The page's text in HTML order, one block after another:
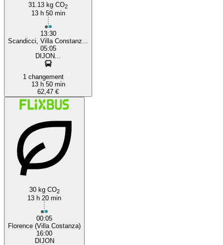
31.13 kg CO2
13 h 50 min
13:30
Scandicci, Villa Constanz...
05:05
DIJON...
1 changement
13 h 50 min
62,47 €
30 kg CO2
13 h 20 min
00:05
Florence (Villa Costanza)
16:00
DIJON